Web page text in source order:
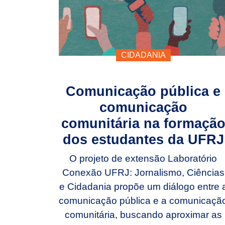
CIDADANIA
Comunicação pública e
comunicação
comunitária na formação
dos estudantes da UFRJ
O projeto de extensão Laboratório
Conexão UFRJ: Jornalismo, Ciências
e Cidadania propõe um diálogo entre
comunicação pública e a
comunitária, buscando aproximar as